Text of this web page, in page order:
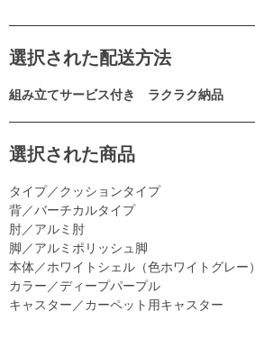
選択された配送方法
組み立てサービス付き ラクラク納品
選択された商品
タイプ／クッションタイプ
背／バーチカルタイプ
肘／アルミ肘
脚／アルミポリッシュ脚
本体／ホワイトシェル（色ホワイトグレー）
カラー／ディープパープル
キャスター／カーペット用キャスター